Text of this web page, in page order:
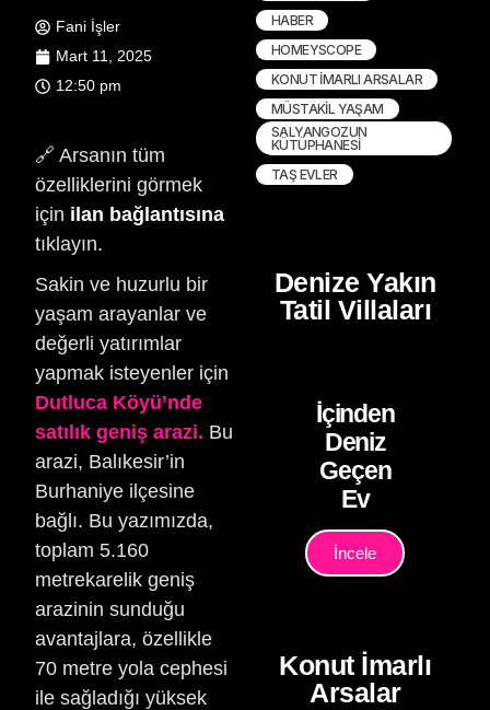
Fani İşler
Mart 11, 2025
12:50 pm
🔗 Arsanın tüm
özelliklerini görmek
için ilan bağlantısına
tıklayın.
Sakin ve huzurlu bir
yaşam arayanlar ve
değerli yatırımlar
yapmak isteyenler için
Dutluca Köyü’nde
satılık geniş arazi. Bu
arazi, Balıkesir’in
Burhaniye ilçesine
bağlı. Bu yazımızda,
toplam 5.160
metrekarelik geniş
arazinin sunduğu
avantajlara, özellikle
70 metre yola cephesi
ile sağladığı yüksek
HABER
HOMEYSCOPE
KONUT İMARLI ARSALAR
MÜSTAKIL YAŞAM
SALYANGOZUN
KÜTÜPHANESI
TAŞ EVLER
Denize Yakın
Tatil Villaları
İçinden
Deniz
Geçen
Ev
İncele
Konut İmarlı
Arsalar